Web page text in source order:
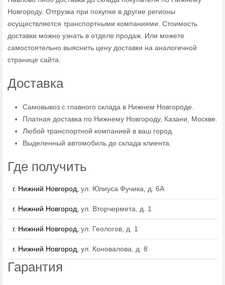
Новгороду. Отгрузка при покупке в другие регионы
осуществляется транспортными компаниями. Стоимость
доставки можно узнать в отделе продаж. Или можете
самостоятельно выяснить цену доставки на аналогичной
странице сайта.
Доставка
Самовывоз с главного склада в Нижнем Новгороде.
Платная доставка по Нижнему Новгороду, Казани, Москве.
Любой транспортной компанией в ваш город.
Выделенный автомобиль до склада клиента.
Где получить
г. Нижний Новгород, ул. Юлиуса Фучика, д. 6А
г. Нижний Новгород, ул. Вторчермета, д. 1
г. Нижний Новгород, ул. Геологов, д. 1
г. Нижний Новгород, ул. Коновалова, д. 8
Гарантия